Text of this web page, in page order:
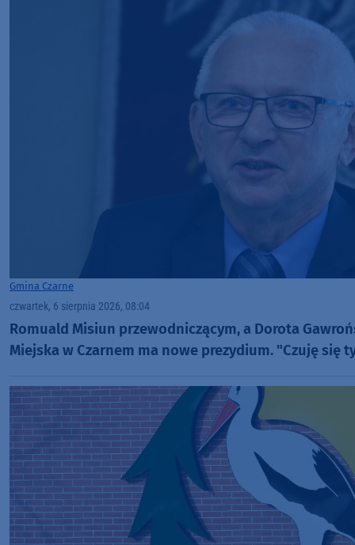
Gmina Czarne
czwartek, 6 sierpnia 2026, 08:04
Romuald Misiun przewodniczącym, a Dorota
Miejska w Czarnem ma nowe prezydium. "Czuję się